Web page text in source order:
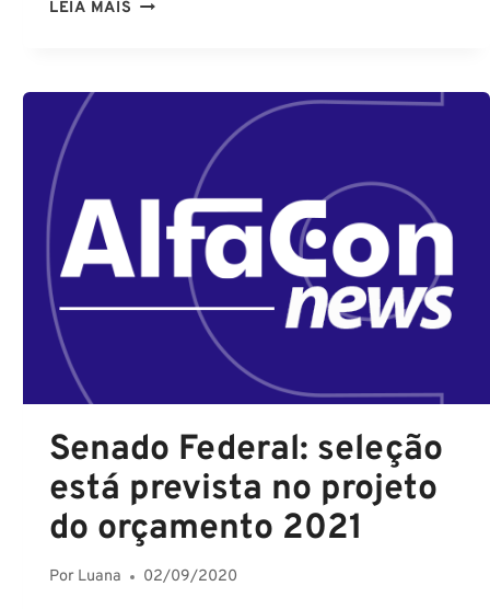
LEIA MAIS CONCURSO
4.206,87!
Senado Federal: seleção
está prevista no projeto
do orçamento 2021
Por Luana 02/09/2020